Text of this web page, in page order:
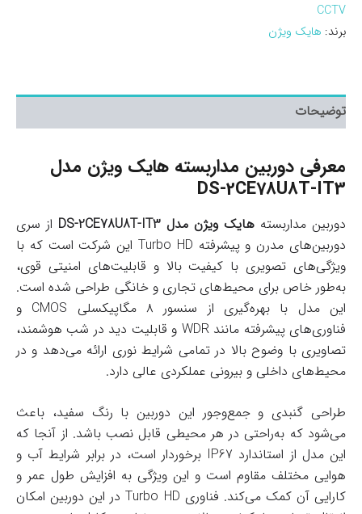
CCTV
برند: هایک ویژن
توضیحات
معرفی دوربین مداربسته هایک ویژن مدل
DS-2CE78U8T-IT3
دوربین مداربسته هایک ویژن مدل DS-2CE78U8T-IT3
از سری
دوربین‌های مدرن و پیشرفته Turbo HD این شرکت است که با
ویژگی‌های تصویری با کیفیت بالا و قابلیت‌های امنیتی قوی،
به‌طور خاص برای محیط‌های تجاری و خانگی طراحی شده است.
این مدل با بهره‌گیری از سنسور ۸ مگاپیکسلی CMOS و
فناوری‌های پیشرفته مانند WDR و قابلیت دید در شب هوشمند،
تصاویری با وضوح بالا در تمامی شرایط نوری ارائه می‌دهد و در
محیط‌های داخلی و بیرونی عملکردی عالی دارد.
طراحی گنبدی و جمع‌وجور این دوربین با رنگ سفید، باعث
می‌شود که به‌راحتی در هر محیطی قابل نصب باشد. از آنجا که
این مدل از استاندارد IP67 برخوردار است، در برابر شرایط آب و
هوایی مختلف مقاوم است و این ویژگی به افزایش طول عمر و
کارایی آن کمک می‌کند. فناوری Turbo HD در این دوربین امکان